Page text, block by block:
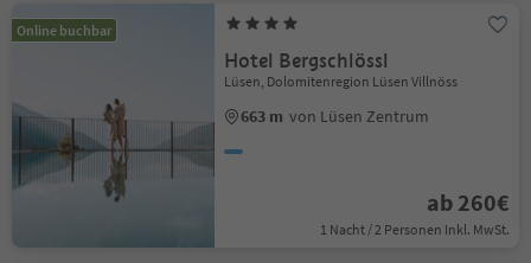
Online buchbar
Hotel Bergschlössl
Lüsen, Dolomitenregion Lüsen Villnöss
663 m von Lüsen Zentrum
ab 260€
1 Nacht / 2 Personen Inkl. MwSt.